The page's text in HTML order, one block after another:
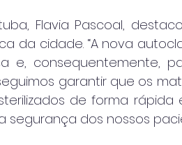
Flavia Pascoal,
da cidade. “A nova
e, consequentemente,
garantir que os
de forma rápida
dos nossos